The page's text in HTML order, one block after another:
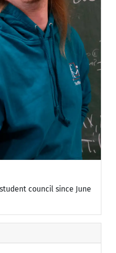
council since June